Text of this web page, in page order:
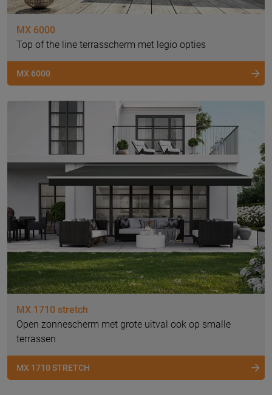
MX 6000
Top of the line terrasscherm met legio opties
MX 6000
MX 1710 stretch
Open zonnescherm met grote uitval ook op smalle
terrassen
MX 1710 STRETCH